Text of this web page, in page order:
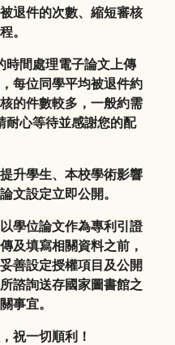
退件的次數、縮短審核
。
時間處理電子論文上傳
每位同學平均被退件約
的件數較多，一般約需
耐心等待並感謝您的配
升學生、本校學術影響
文設定立即公開。
學位論文作為專利引證
及填寫相關資料之前，
妥善設定授權項目及公開
諮詢送存國家圖書館之
事宜。
祝一切順利！